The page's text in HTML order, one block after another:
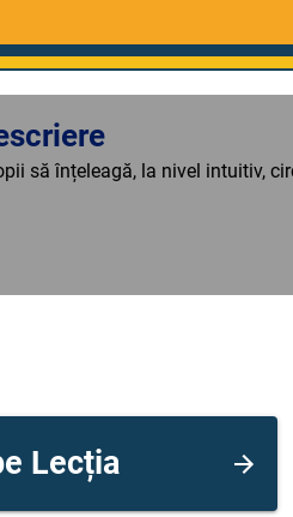
să înțeleagă, la nivel intuitiv,
Lecția